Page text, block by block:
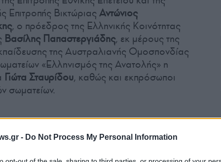
- Do Not Process My Personal Information
Επιτροπής Βικτώριας Αντώνιος
, ο πρόεδρος της Ελληνικής Κοινότητας
Βασίλης Παπαστεργιάδης, εκ μέρους της
της Αυστραλιανής Ομοσπονδίας
«Ελληνισμός της Ανατολής» η
Γιώτα Σταυρίδου, καθώς και εκπρόσωποι
σωματείων.
σκόρπισαν ρίγη συγκίνησης,
το ηχηρό μήνυμα που έστειλαν
λαών.